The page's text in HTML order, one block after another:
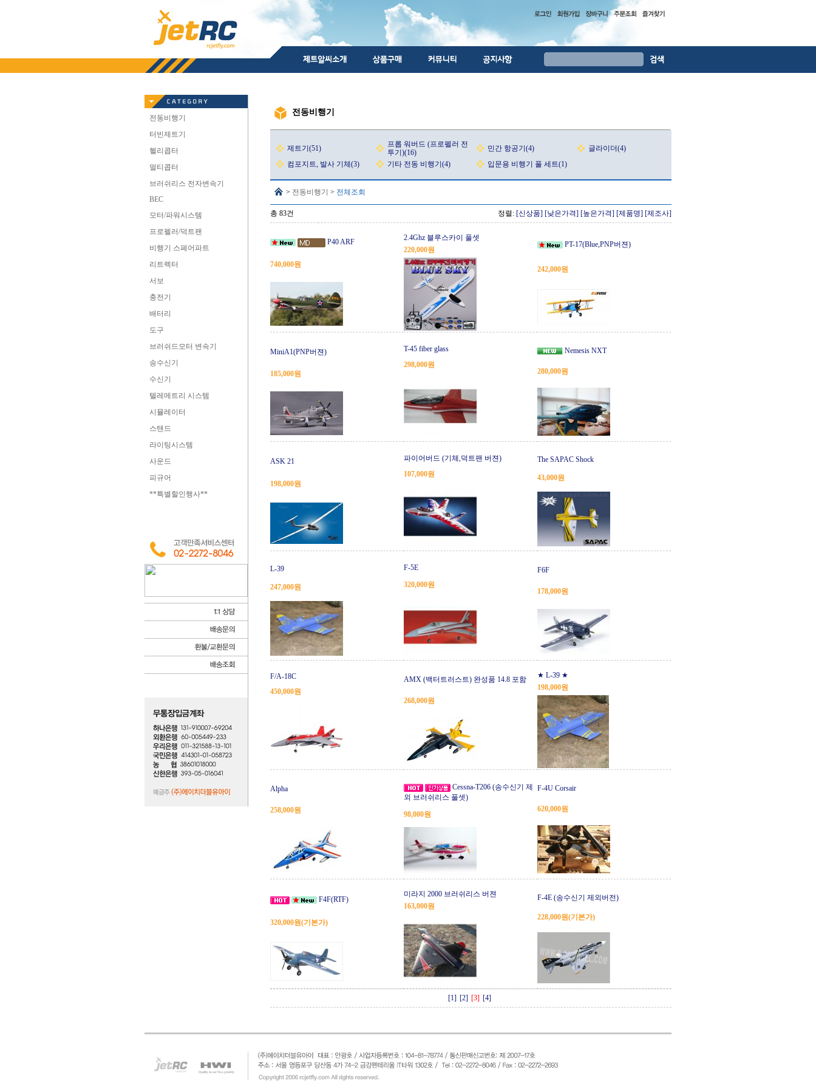
전동비행기
터빈제트기
헬리콥터
멀티콥터
브러쉬리스 전자변속기
BEC
모터/파워시스템
프로펠러/덕트팬
비행기 스페어파트
리트렉터
서보
충전기
배터리
도구
브러쉬드모터 변속기
송수신기
수신기
텔레메트리 시스템
시뮬레이터
스탠드
라이팅시스템
사운드
피규어
**특별할인행사**
전동비행기
제트기(51)
프롭 워버드 (프로펠러 전
투기)(16)
민간 항공기(4)
글라이더(4)
컴포지트, 발사 기체(3)
기타 전동 비행기(4) 입문용 비행기 풀 세트(1)
> 전동비행기 > 전체조회
총 83건 정렬: [신상품] [낮은가격] [높은가격] [제품명] [제조사]
P40 ARF
740,000원
2.4Ghz 블루스카이 풀셋
220,000원
PT-17(Blue,PNP버젼)
242,000원
MiniA1(PNP버젼)
185,000원
T-45 fiber glass
298,000원
Nemesis NXT
280,000원
ASK 21
198,000원
파이어버드 (기체,덕트팬 버젼)
107,000원
The SAPAC Shock
43,000원
L-39
247,000원
F-5E
320,000원
F6F
178,000원
F/A-18C
450,000원
AMX (백터트러스트) 완성품 14.8 포함
268,000원
★ L-39 ★
198,000원
Alpha
258,000원
Cessna-T206 (송수신기 제
외 브러쉬리스 풀셋)
98,000원
F-4U Corsair
620,000원
F4F(RTF)
320,000원(기본가)
미라지 2000 브러쉬리스 버젼
163,000원
F-4E (송수신기 제외버전)
228,000원(기본가)
[1] [2] [3] [4]